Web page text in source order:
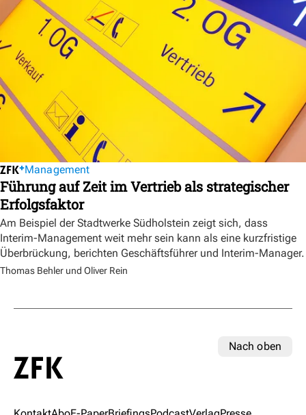
Management
Führung auf Zeit im Vertrieb als strategischer
Erfolgsfaktor
Am Beispiel der Stadtwerke Südholstein zeigt sich, dass
Interim-Management weit mehr sein kann als eine kurzfristige
Überbrückung, berichten Geschäftsführer und Interim-Manager.
Thomas Behler und Oliver Rein
Nach oben